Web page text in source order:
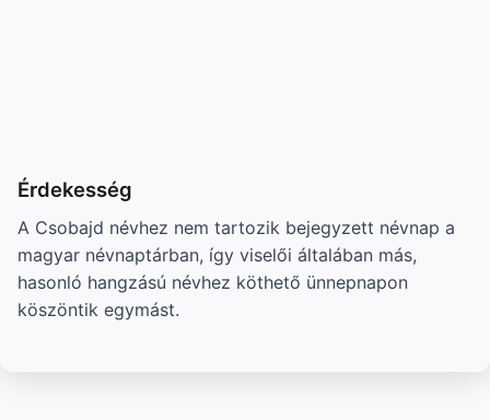
Érdekesség
A Csobajd névhez nem tartozik bejegyzett névnap a
magyar névnaptárban, így viselői általában más,
hasonló hangzású névhez köthető ünnepnapon
köszöntik egymást.